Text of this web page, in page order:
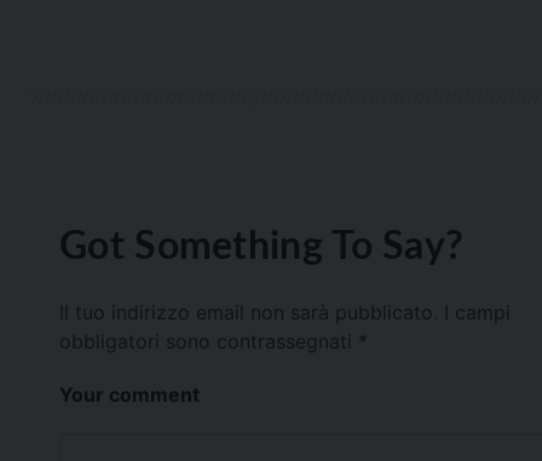
Got Something To Say?
Il tuo indirizzo email non sarà pubblicato.
I campi
obbligatori sono contrassegnati *
Your comment